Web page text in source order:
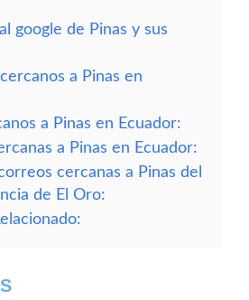
google de Pinas y sus
a Pinas en
a Pinas en Ecuador:
a Pinas en Ecuador:
cercanas a Pinas del
de El Oro: